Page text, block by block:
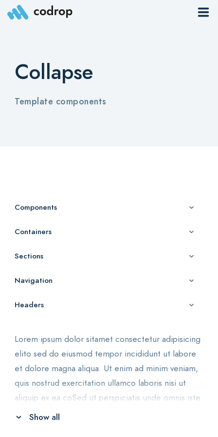
Pages
Collapse
Template components
Components
Containers
Sections
Navigation
Headers
Lorem ipsum dolor sitamet consectetur adipisicing
elito sed do eiusmod tempor incididunt ut labore
et dolore magna aliqua. Ut enim ad minim veniam,
quis nostrud exercitation ullamco laboris nisi ut
aliquip ex ea coSed ut perspiciatis unde omnis iste
natus error sit voluptatem. Lorem ipsum dolor sit
Show all